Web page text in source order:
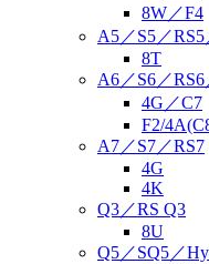
8W／F4
A5／S5／RS5
8T
A6／S6／
4G／C7
F2/
A7／S7／RS7
4G
4K
Q3／RS Q3
8U
Q5／SQ5／